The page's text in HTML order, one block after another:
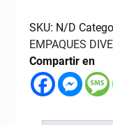
(unidad(es)
por
paquete)
cantidad
SKU: N/D
EMPAQUES
Compartir en